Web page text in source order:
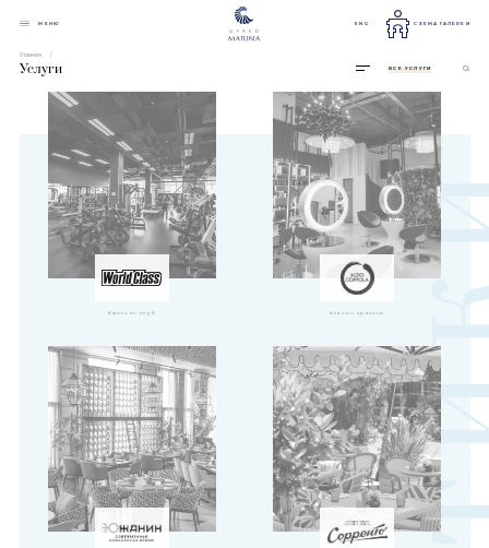
МЕНЮ ENG СХЕМА ГАЛЕРЕИ
Главная
Услуги ВСЕ УСЛУГИ
#фитнес-клуб #салон красоты